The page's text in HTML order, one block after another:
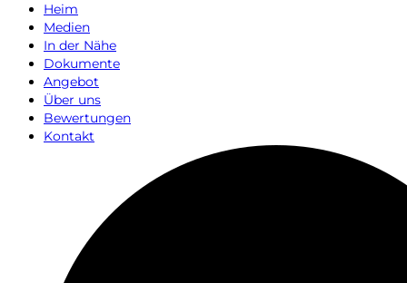
Heim
Medien
In der Nähe
Dokumente
Angebot
Über uns
Bewertungen
Kontakt